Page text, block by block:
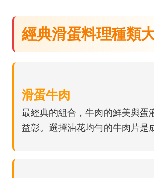
經典滑蛋料理種類
滑蛋牛肉
最經典的組合，牛肉的鮮美與蛋
益彰。選擇油花均勻的牛肉片是